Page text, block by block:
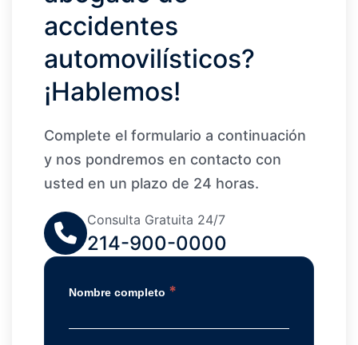
accidentes
automovilísticos?
¡Hablemos!
Complete el formulario a continuación
y nos pondremos en contacto con
usted en un plazo de 24 horas.
Consulta Gratuita 24/7
214-900-0000
Nombre completo *